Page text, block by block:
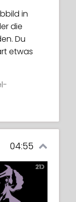
in
die
Du
etwas
04:55